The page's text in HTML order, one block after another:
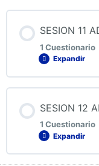
QUIZ 10
SESION 11
1 Cuestionario
Expandir
QUIZ 11
SESION 12
1 Cuestionario
Expandir